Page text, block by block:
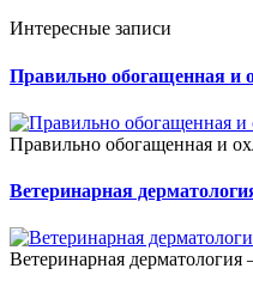
Интересные записи
Правильно обогащенная и
Правильно обогащенная и
Ветеринарная
Ветеринарная дерматология